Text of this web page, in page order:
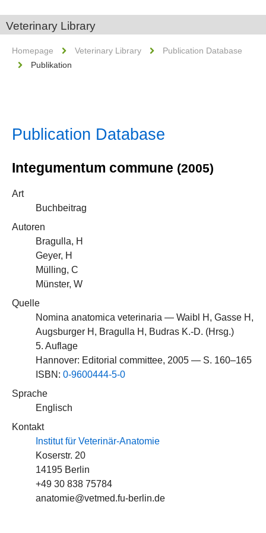
Veterinary Library
Homepage Veterinary Library
Publication Database
Publikation
Publication Database
Integumentum commune (2005)
Art
Buchbeitrag
Autoren
Bragulla, H
Geyer, H
Mülling, C
Münster, W
Quelle
Nomina anatomica veterinaria — Waibl H, Gasse H,
Augsburger H, Bragulla H, Budras K.-D. (Hrsg.)
5. Auflage
Hannover: Editorial committee, 2005 — S. 160–165
ISBN: 0-9600444-5-0
Sprache
Englisch
Kontakt
Institut für Veterinär-Anatomie
Koserstr. 20
14195 Berlin
+49 30 838 75784
anatomie@vetmed.fu-berlin.de